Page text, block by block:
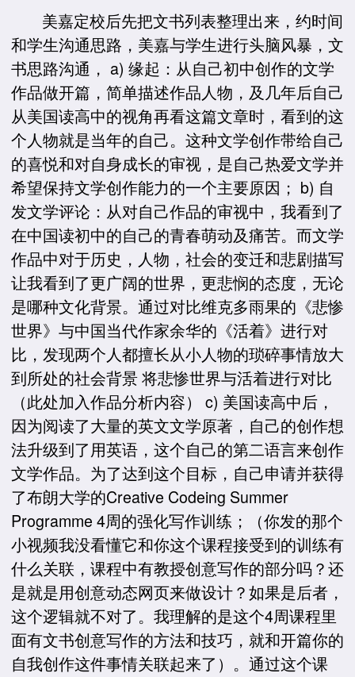
美嘉定校后先把文书列表整理出来，约时间
和学生沟通思路，美嘉与学生进行头脑风暴，文
书思路沟通， a) 缘起：从自己初中创作的文学
作品做开篇，简单描述作品人物，及几年后自己
从美国读高中的视角再看这篇文章时，看到的这
个人物就是当年的自己。这种文学创作带给自己
的喜悦和对自身成长的审视，是自己热爱文学并
希望保持文学创作能力的一个主要原因； b) 自
发文学评论：从对自己作品的审视中，我看到了
在中国读初中的自己的青春萌动及痛苦。而文学
作品中对于历史，人物，社会的变迁和悲剧描写
让我看到了更广阔的世界，更悲悯的态度，无论
是哪种文化背景。通过对比维克多雨果的《悲惨
世界》与中国当代作家余华的《活着》进行对
比，发现两个人都擅长从小人物的琐碎事情放大
到所处的社会背景 将悲惨世界与活着进行对比
（此处加入作品分析内容） c) 美国读高中后，
因为阅读了大量的英文文学原著，自己的创作想
法升级到了用英语，这个自己的第二语言来创作
文学作品。为了达到这个目标，自己申请并获得
了布朗大学的Creative Codeing Summer
Programme 4周的强化写作训练；（你发的那个
小视频我没看懂它和你这个课程接受到的训练有
什么关联，课程中有教授创意写作的部分吗？还
是就是用创意动态网页来做设计？如果是后者，
这个逻辑就不对了。我理解的是这个4周课程里
面有文书创意写作的方法和技巧，就和开篇你的
自我创作这件事情关联起来了）。通过这个课